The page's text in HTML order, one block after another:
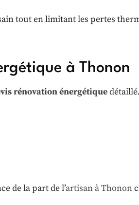
tout en limitant les pertes
à Thonon
rénovation énergétique
de la part de l’artisan à Thonon